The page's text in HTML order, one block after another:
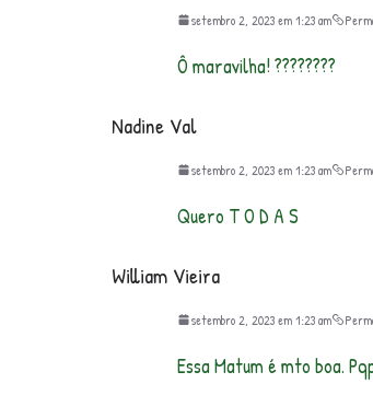
setembro 2, 2023 em 1:23 am
Ô maravilha! ????????
Nadine Val
setembro 2, 2023 em 1:23 am
Quero T O D A S
William Vieira
setembro 2, 2023 em 1:23 am
Essa Matum é mto boa.